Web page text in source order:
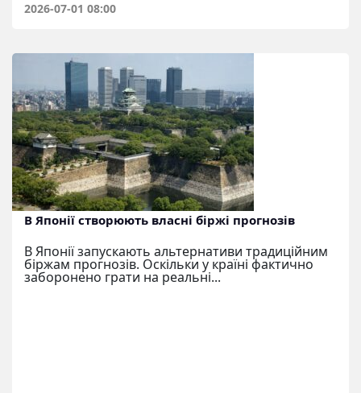
2026-07-01 08:00
В Японії створюють власні біржі прогнозів
В Японії запускають альтернативи традиційним
біржам прогнозів. Оскільки у країні фактично
заборонено грати на реальні...